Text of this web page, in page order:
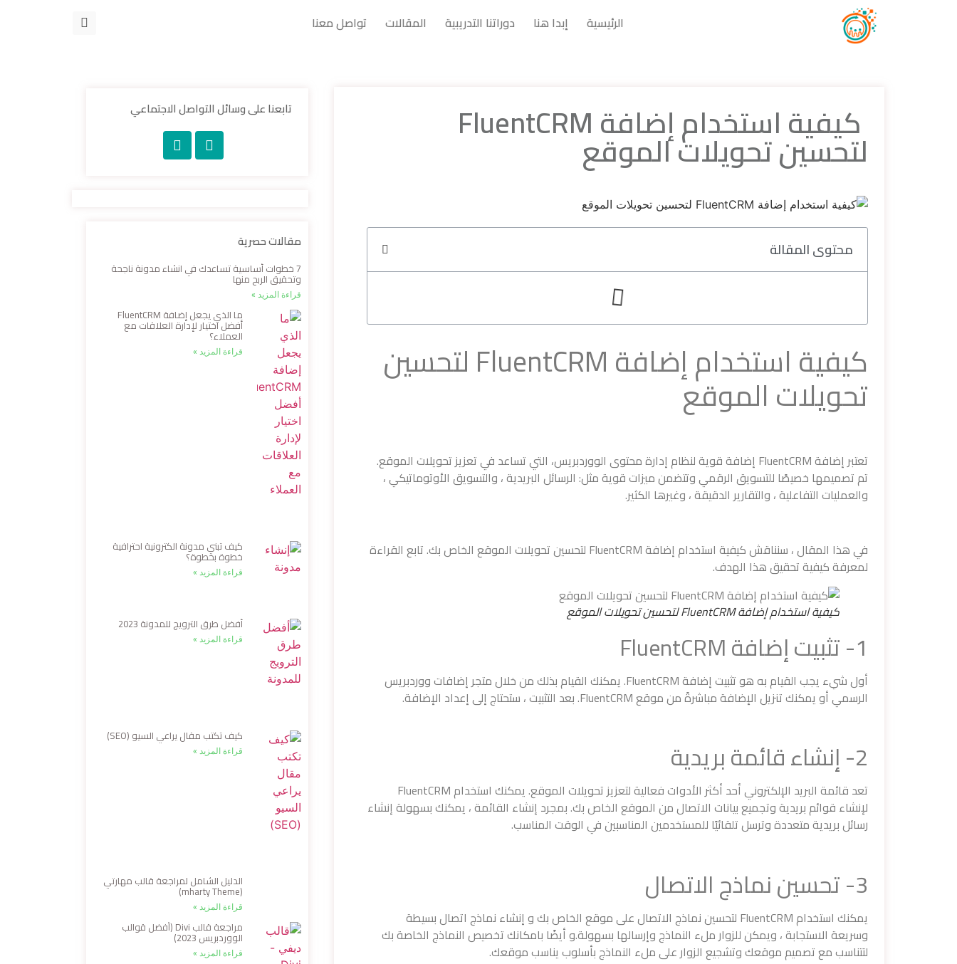
الرئيسية إبدا هنا دوراتنا التدريبية المقالات تواصل معنا
كيفية استخدام إضافة FluentCRM
لتحسين تحويلات الموقع
محتوى المقالة
كيفية استخدام إضافة FluentCRM لتحسين
تحويلات الموقع
تعتبر إضافة FluentCRM إضافة قوية لنظام إدارة محتوى الووردبريس، التي تساعد في تعزيز تحويلات الموقع.
تم تصميمها خصيصًا للتسويق الرقمي وتتضمن ميزات قوية مثل: الرسائل البريدية ، والتسويق الأوتوماتيكي ،
والعمليات التفاعلية ، والتقارير الدقيقة ، وغيرها الكثير.
في هذا المقال ، سنناقش كيفية استخدام إضافة FluentCRM لتحسين تحويلات الموقع الخاص بك. تابع القراءة
لمعرفة كيفية تحقيق هذا الهدف.
كيفية استخدام إضافة FluentCRM لتحسين تحويلات الموقع
1- تثبيت إضافة FluentCRM
أول شيء يجب القيام به هو تثبيت إضافة FluentCRM. يمكنك القيام بذلك من خلال متجر إضافات ووردبريس
الرسمي أو يمكنك تنزيل الإضافة مباشرةً من موقع FluentCRM. بعد التثبيت ، ستحتاج إلى إعداد الإضافة.
2- إنشاء قائمة بريدية
تعد قائمة البريد الإلكتروني أحد أكثر الأدوات فعالية لتعزيز تحويلات الموقع. يمكنك استخدام FluentCRM
لإنشاء قوائم بريدية وتجميع بيانات الاتصال من الموقع الخاص بك. بمجرد إنشاء القائمة ، يمكنك بسهولة إنشاء
رسائل بريدية متعددة وترسل تلقائيًا للمستخدمين المناسبين في الوقت المناسب.
3- تحسين نماذج الاتصال
يمكنك استخدام FluentCRM لتحسين نماذج الاتصال على موقع الخاص بك و إنشاء نماذج اتصال بسيطة
وسريعة الاستجابة ، ويمكن للزوار ملء النماذج وإرسالها بسهولة.و أيضًا بامكانك تخصيص النماذج الخاصة بك
لتتناسب مع تصميم موقعك وتشجيع الزوار على ملء النماذج بأسلوب يناسب موقعك.
تابعنا على وسائل التواصل الاجتماعي
مقالات حصرية
7 خطوات أساسية تساعدك في انشاء مدونة ناجحة
وتحقيق الربح منها
قراءة المزيد »
ما الذي يجعل إضافة FluentCRM
أفضل اختيار لإدارة العلاقات مع
العملاء؟
قراءة المزيد »
كيف تبني مدونة الكترونية احترافية
خطوة بخطوة؟
قراءة المزيد »
أفضل طرق الترويج للمدونة 2023
قراءة المزيد »
كيف تكتب مقال يراعي السيو (SEO)
قراءة المزيد »
الدليل الشامل لمراجعة قالب مهارتي
(mharty Theme)
قراءة المزيد »
مراجعة قالب Divi (أفضل قوالب
الووردبريس 2023)
قراءة المزيد »